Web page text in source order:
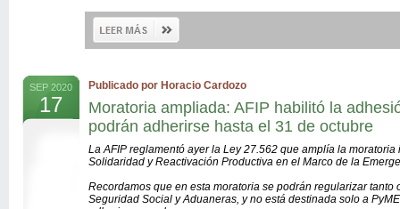
SEP 2020
17
Publicado por Horacio Cardozo
Moratoria ampliada: AFIP habilitó la
podrán adherirse hasta el 31 de octubre
La AFIP reglamentó ayer la Ley 27.562 que amplía la
Solidaridad y Reactivación Productiva en el Marco de la
Recordamos que en esta moratoria se podrán regularizar
Seguridad Social y Aduaneras, y no está destinada solo a